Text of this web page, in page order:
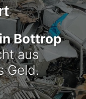
Bottrop
aus
Geld.